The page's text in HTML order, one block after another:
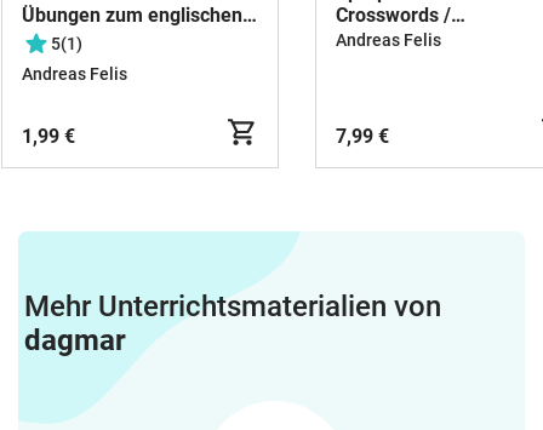
Übungen zum englischen
Satzbau (Word Order)
5(1)
Andreas Felis
1,99 €
Crosswords /
Kreuzworträtsel zu den
Andreas Felis
7,99 €
Mehr Unterrichtsmaterialien von
dagmar